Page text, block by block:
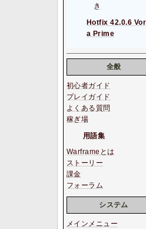
き
Hotfix 42.0.6
a Prime
全般
初心者ガイド
プレイガイド
よくある質問
稼ぎ場
用語集
Warframeとは
ストーリー
課金
フォーラム
システム
メインメニュー